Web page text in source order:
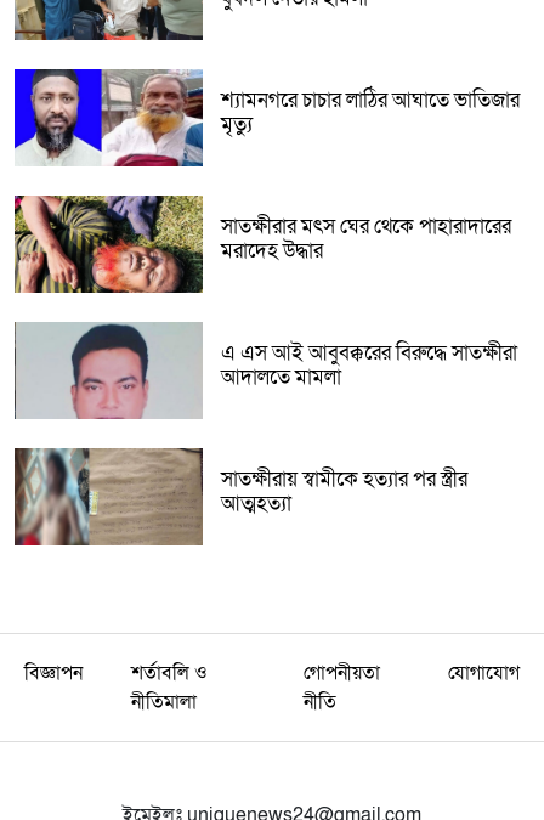
শ্যামনগরে চাচার লাঠির আঘাতে ভাতিজার
মৃত্যু
সাতক্ষীরার মৎস ঘের থেকে পাহারাদারের
মরাদেহ উদ্ধার
এ এস আই আবুবক্করের বিরুদ্ধে সাতক্ষীরা
আদালতে মামলা
সাতক্ষীরায় স্বামীকে হত্যার পর স্ত্রীর
আত্মহত্যা
বিজ্ঞাপন
শর্তাবলি ও
নীতিমালা
গোপনীয়তা
নীতি
যোগাযোগ